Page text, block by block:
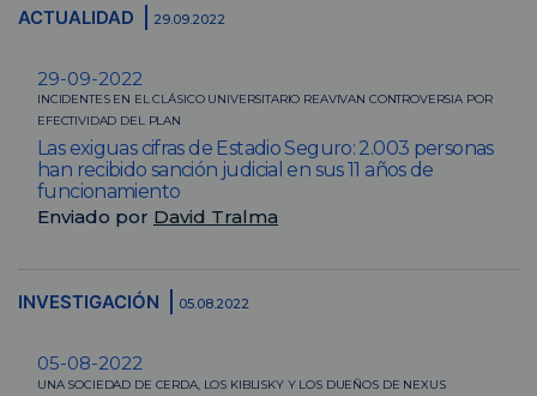
ACTUALIDAD 29.09.2022
29-09-2022
INCIDENTES EN EL CLÁSICO UNIVERSITARIO REAVIVAN CONTROVERSIA POR
EFECTIVIDAD DEL PLAN
Las exiguas cifras de Estadio Seguro: 2.003 personas
han recibido sanción judicial en sus 11 años de
funcionamiento
Enviado por David Tralma
INVESTIGACIÓN 05.08.2022
05-08-2022
UNA SOCIEDAD DE CERDA, LOS KIBLISKY Y LOS DUEÑOS DE NEXUS